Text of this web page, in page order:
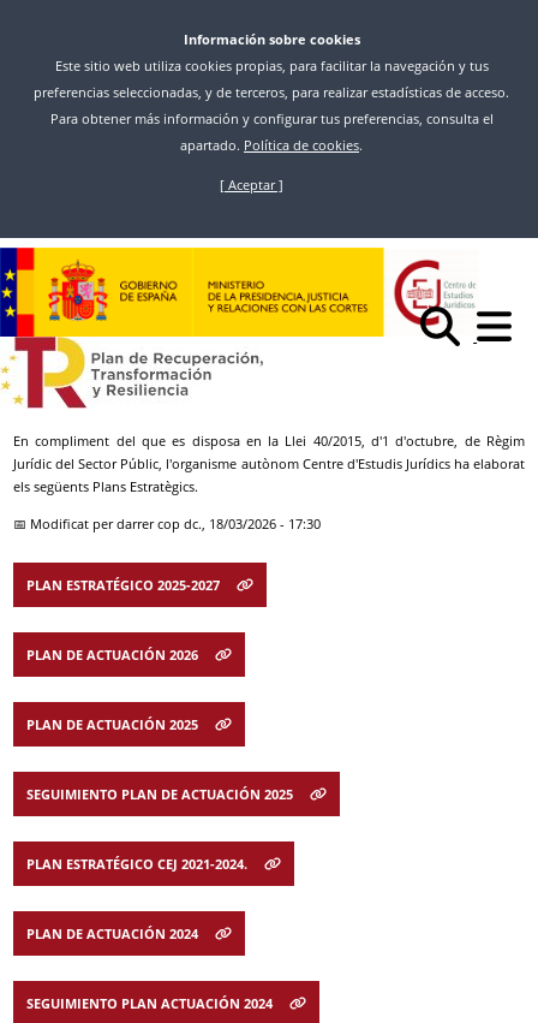
contingut
Información sobre cookies
Este sitio web utiliza cookies propias, para facilitar la navegación y tus
preferencias seleccionadas, y de terceros, para realizar estadísticas de acceso.
Para obtener más información y configurar tus preferencias, consulta el
apartado. Política de cookies.
[ Aceptar ]
*h1>Planificació estratègica
&*nbsp;
En compliment del que es disposa en la Llei 40/2015, d'1 d'octubre, de Règim
Jurídic del Sector Públic, l'organisme autònom Centre d'Estudis Jurídics ha elaborat
els següents Plans Estratègics.
📅 Modificat per darrer cop dc., 18/03/2026 - 17:30
PLAN ESTRATÉGICO 2025-2027
PLAN DE ACTUACIÓN 2026
PLAN DE ACTUACIÓN 2025
SEGUIMIENTO PLAN DE ACTUACIÓN 2025
PLAN ESTRATÉGICO CEJ 2021-2024.
PLAN DE ACTUACIÓN 2024
SEGUIMIENTO PLAN ACTUACIÓN 2024